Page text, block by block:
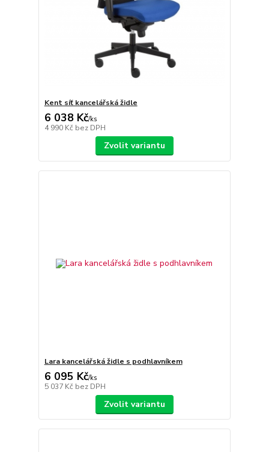
Kent síť kancelářská židle
6 038 Kč/ks
4 990 Kč bez DPH
Zvolit variantu
Lara kancelářská židle s podhlavníkem
6 095 Kč/ks
5 037 Kč bez DPH
Zvolit variantu